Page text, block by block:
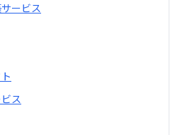
ービス
ス